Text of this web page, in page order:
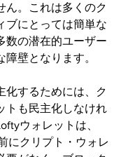
ん。これは多くのク
ブにとっては簡単な
数の潜在的ユーザー
壁となります。
化するためには、ク
トも民主化しなけれ
ウォレットは、
にクリプト・ウォレ